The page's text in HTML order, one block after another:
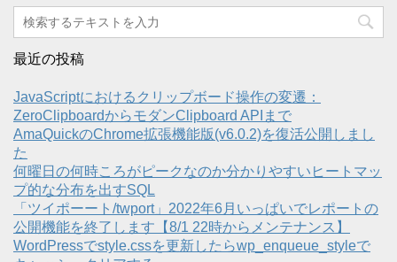
最近の投稿
JavaScriptにおけるクリップボード操作の変遷：
ZeroClipboardからモダンClipboard APIまで
AmaQuickのChrome拡張機能版(v6.0.2)を復活公開しまし
た
何曜日の何時ころがピークなのか分かりやすいヒートマッ
プ的な分布を出すSQL
「ツイポーート/twport」2022年6月いっぱいでレポートの
公開機能を終了します【8/1 22時からメンテナンス】
WordPressでstyle.cssを更新したらwp_enqueue_styleで